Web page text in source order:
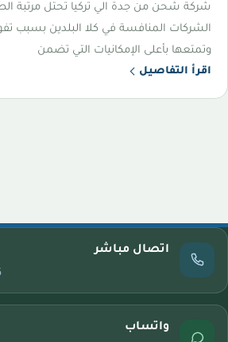
شركة شحن من جدة الي تركيا تحتل مرتبة
الشركات المنافسة في كلا البلدين بسبب
وتمتعها بأعلى الإمكانيات التي تضمن
اقرأ التفاصيل
اتصال مباشر
واتساب